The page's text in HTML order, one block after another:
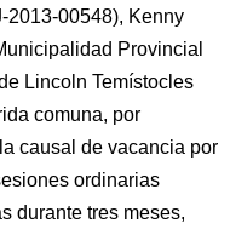
2013-00548), Kenny
Provincial
Lincoln Temístocles
comuna, por
causal de vacancia por
ordinarias
durante tres meses,